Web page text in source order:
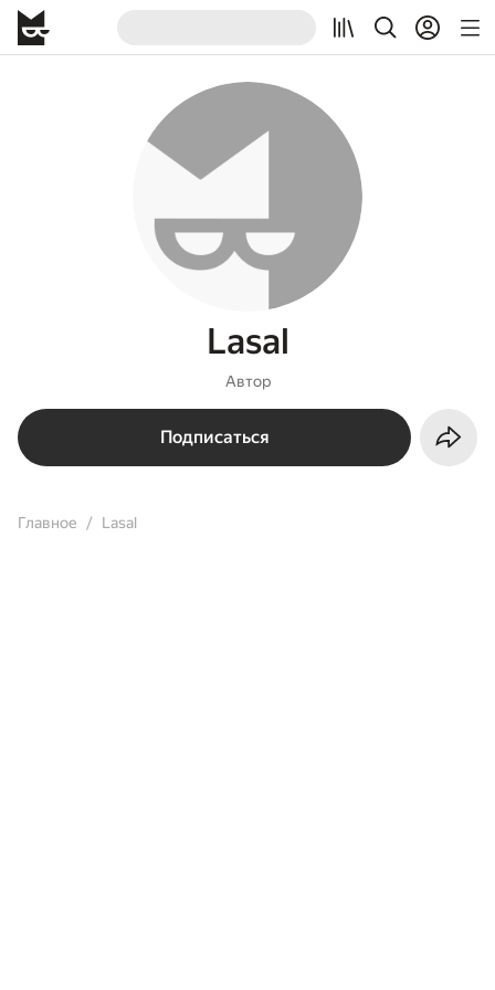
Lasal
Автор
Подписаться
Главное Lasal